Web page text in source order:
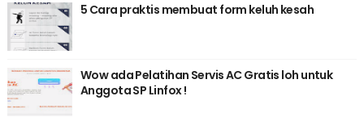
5 Cara praktis membuat form keluh kesah
Wow ada Pelatihan Servis AC Gratis loh untuk
Anggota SP Linfox !